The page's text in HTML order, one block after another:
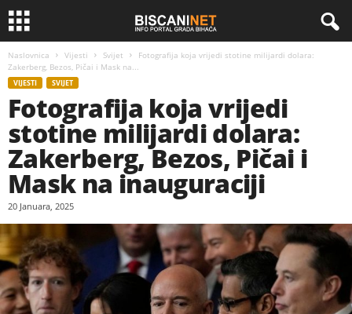
Naslovnica Vijesti Svijet
Fotografija koja vrijedi stotine milijardi dolara:
Zakerberg, Bezos, Pičai i Mask na...
VIJESTI SVIJET
Fotografija koja vrijedi
stotine milijardi dolara:
Zakerberg, Bezos, Pičai i
Mask na inauguraciji
20 Januara, 2025